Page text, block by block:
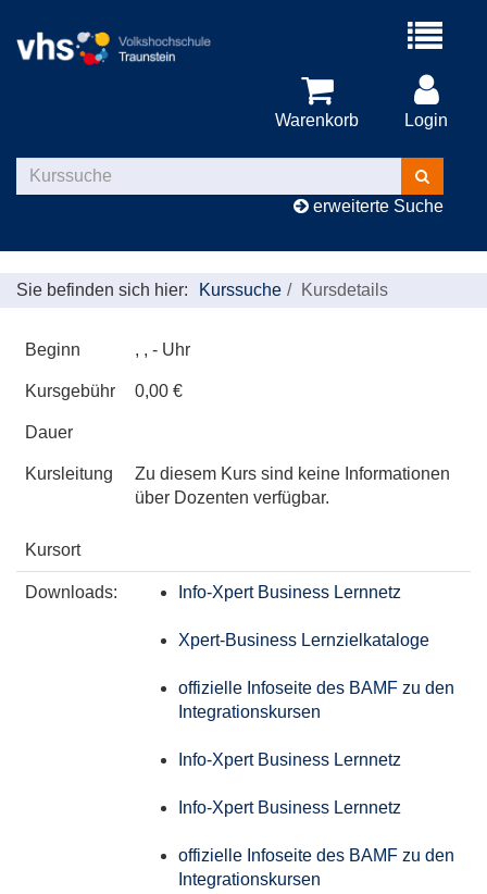
Menü
Warenkorb Login
Kurse
suchen
erweiterte Suche
Sie befinden sich hier: Kurssuche Kursdetails
Beginn , , - Uhr
Kursgebühr 0,00 €
Dauer
Kursleitung
Zu diesem Kurs sind keine Informationen
über Dozenten verfügbar.
Kursort
Downloads: Info-Xpert Business Lernnetz
Xpert-Business Lernzielkataloge
offizielle Infoseite des BAMF zu den
Integrationskursen
Info-Xpert Business Lernnetz
Info-Xpert Business Lernnetz
offizielle Infoseite des BAMF zu den
Integrationskursen